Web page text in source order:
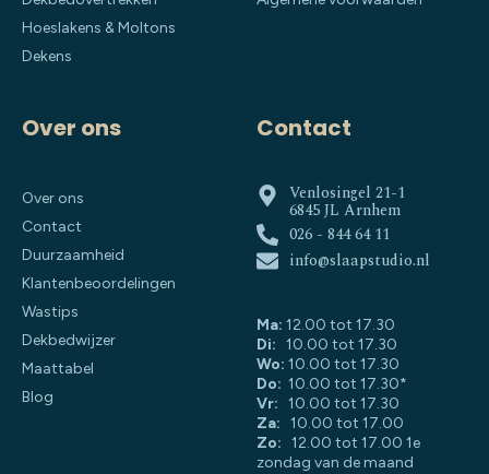
Hoeslakens & Moltons
Dekens
Over ons
Over ons
Contact
Duurzaamheid
Klantenbeoordelingen
Wastips
Dekbedwijzer
Maattabel
Blog
Contact
Venlosingel 21-1
6845 JL Arnhem
026 - 844 64 11
info@slaapstudio.nl
Ma: 12.00 tot 17.30
Di: 10.00 tot 17.30
Wo: 10.00 tot 17.30
Do: 10.00 tot 17.30*
Vr: 10.00 tot 17.30
Za: 10.00 tot 17.00
Zo: 12.00 tot 17.00 1e
zondag van de maand